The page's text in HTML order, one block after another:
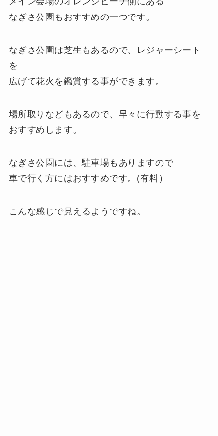
なぎさ公園もおすすめの一つです。
なぎさ公園は芝生もあるので、レジャーシート
を
広げて花火を鑑賞する事ができます。
場所取りなどもあるので、早々に行動する事を
おすすめします。
なぎさ公園には、駐車場もありますので
車で行く方にはおすすめです。(有料）
こんな感じで見えるようですね。